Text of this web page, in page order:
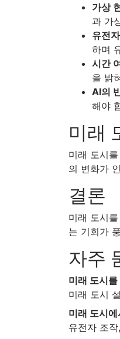
가상
과 가
유전
하며
시간
을 밝
AI의
해야
미래
미래 도시
의 변화가
결론
미래 도시
는 기회가
자주
미래 도시
미래 도시
미래 도시
유전자 조